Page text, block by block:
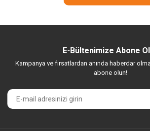
E-Bültenimize Abone
Kampanya ve fırsatlardan anında haberdar
abone olun!